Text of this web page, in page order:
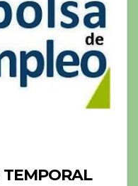
TEMPORAL